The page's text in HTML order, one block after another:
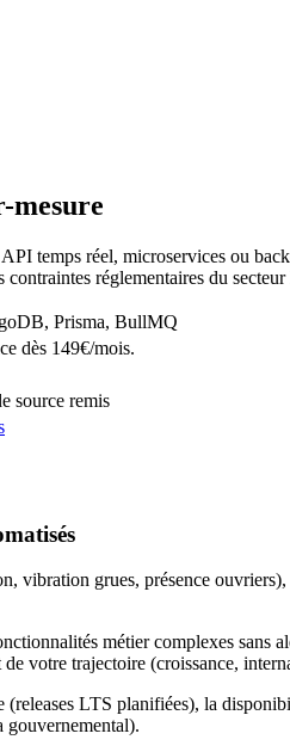
mesure
temps réel, microservices ou
réglementaires du
Prisma, BullMQ
dès 149€/mois.
source remis
vibration grues, présence
métier complexes
votre trajectoire (croissance,
LTS planifiées), la
gouvernemental).